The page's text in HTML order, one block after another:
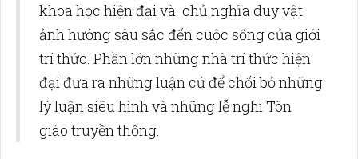
khoa học hiện đại và chủ nghĩa duy vật
ảnh hưởng sâu sắc đến cuộc sống của giới
trí thức. Phần lớn những nhà trí thức hiện
đại đưa ra những luận cứ để chối bỏ những
lý luận siêu hình và những lễ nghi Tôn
giáo truyền thống.